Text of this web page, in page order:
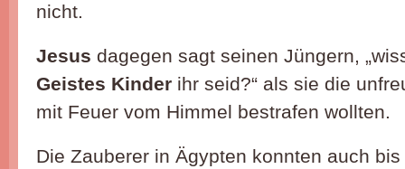
nicht.
Jesus dagegen sagt seinen Jüngern,
Geistes Kinder ihr seid?“ als sie die
mit Feuer vom Himmel bestrafen wollten.
Die Zauberer in Ägypten konnten auch